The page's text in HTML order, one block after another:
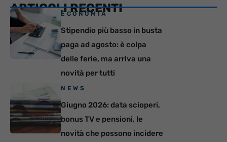
ARTICOLI RECENTI
ECONOMIA
Stipendio più basso in busta
paga ad agosto: è colpa
delle ferie, ma arriva una
novità per tutti
NEWS
Giugno 2026: data scioperi,
bonus TV e pensioni, le
novità che possono incidere